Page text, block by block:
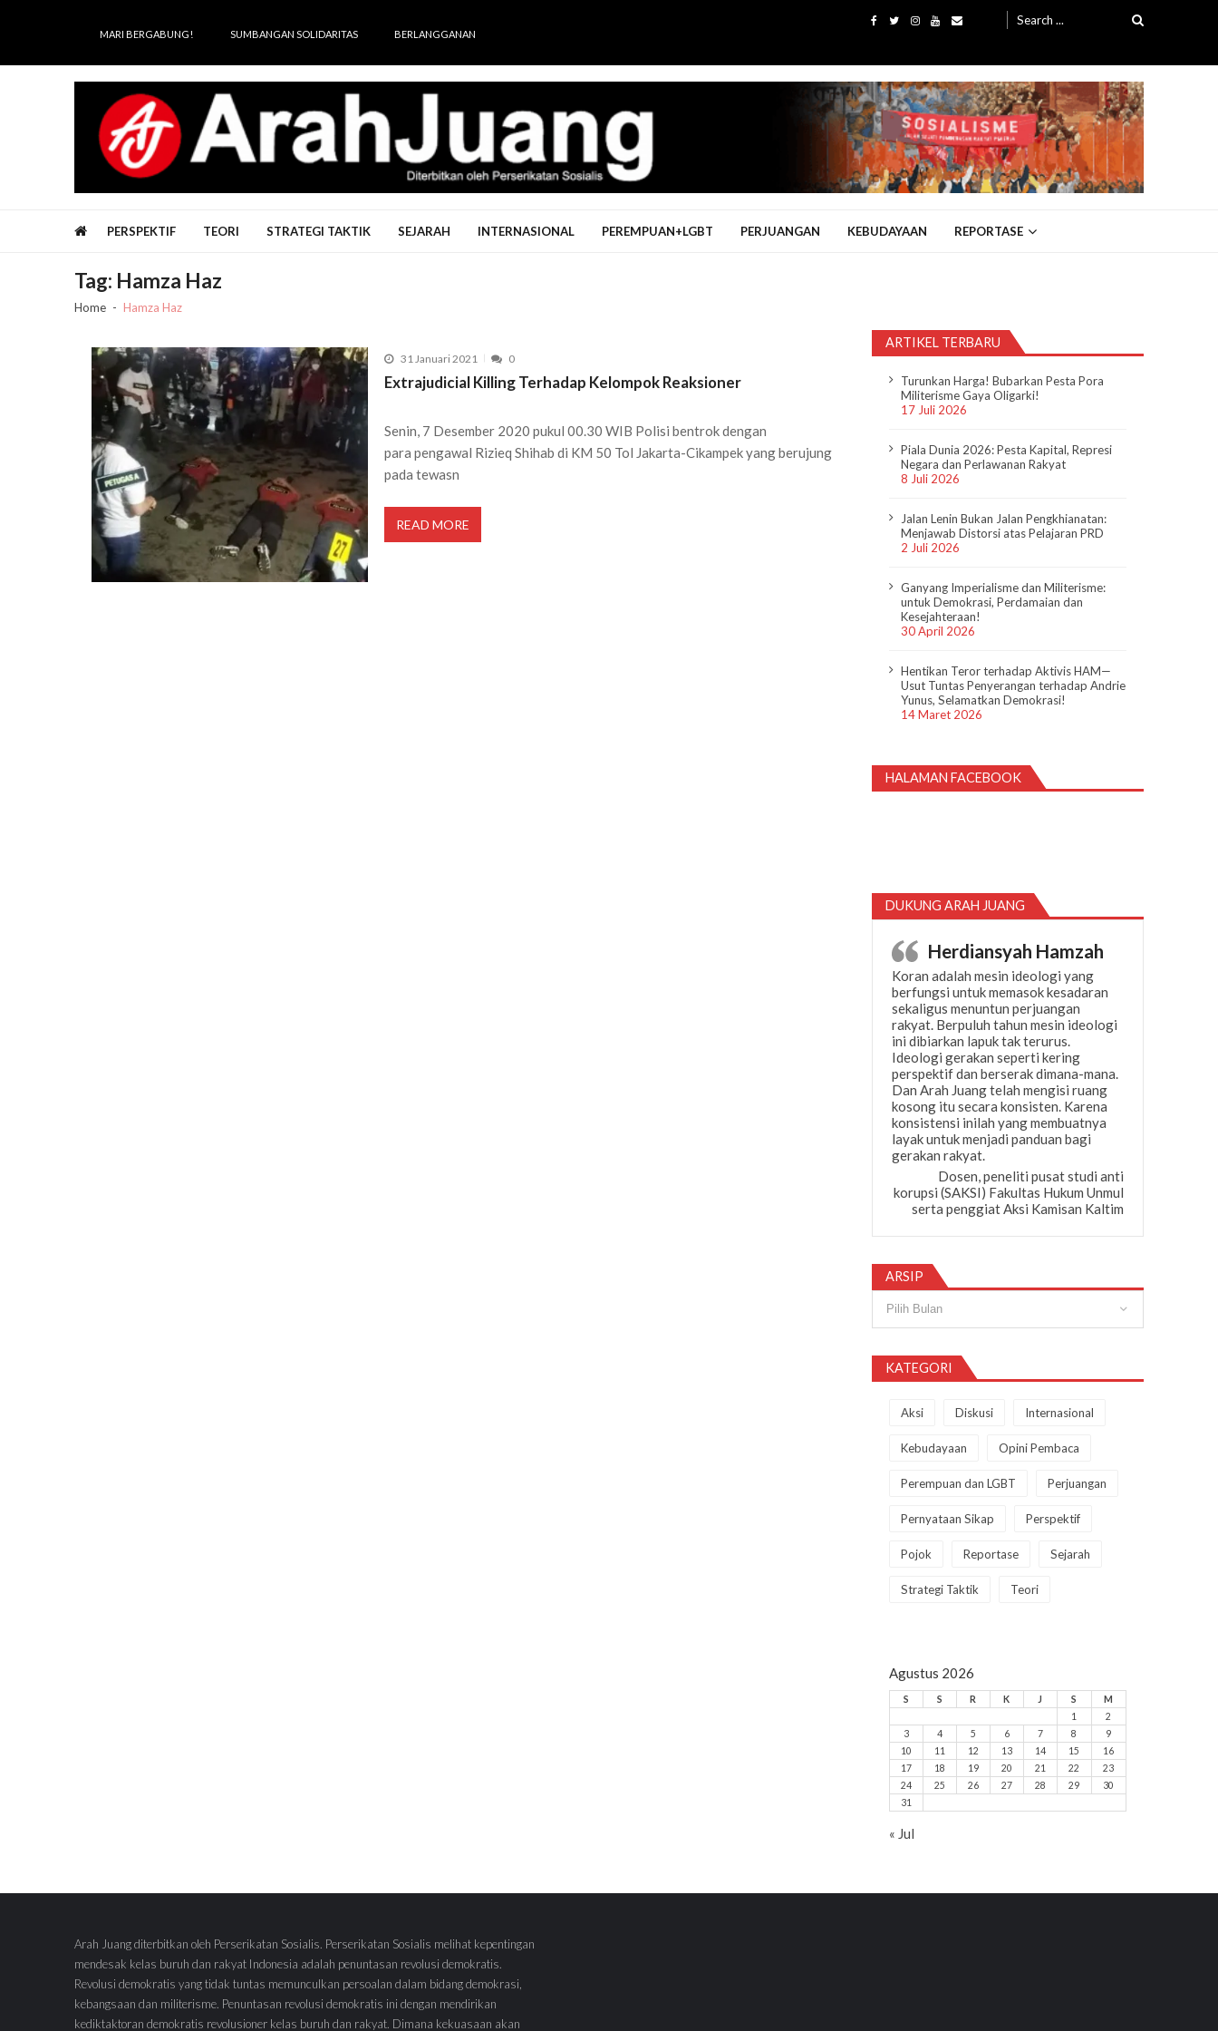
MARI BERGABUNG! SUMBANGAN SOLIDARITAS BERLANGGANAN
for:
PERSPEKTIF TEORI STRATEGI TAKTIK SEJARAH INTERNASIONAL PEREMPUAN+LGBT PERJUANGAN KEBUDAYAAN REPORTASE
Tag: Hamza Haz
Home Hamza Haz
31 Januari 2021 0
Extrajudicial Killing Terhadap Kelompok Reaksioner
Senin, 7 Desember 2020 pukul 00.30 WIB Polisi bentrok dengan
para pengawal Rizieq Shihab di KM 50 Tol Jakarta-Cikampek yang berujung
pada tewasn
READ MORE
ARTIKEL TERBARU
Turunkan Harga! Bubarkan Pesta Pora
Militerisme Gaya Oligarki!
17 Juli 2026
Piala Dunia 2026: Pesta Kapital, Represi
Negara dan Perlawanan Rakyat
8 Juli 2026
Jalan Lenin Bukan Jalan Pengkhianatan:
Menjawab Distorsi atas Pelajaran PRD
2 Juli 2026
Ganyang Imperialisme dan Militerisme:
untuk Demokrasi, Perdamaian dan
Kesejahteraan!
30 April 2026
Hentikan Teror terhadap Aktivis HAM—
Usut Tuntas Penyerangan terhadap Andrie
Yunus, Selamatkan Demokrasi!
14 Maret 2026
HALAMAN FACEBOOK
DUKUNG ARAH JUANG
Herdiansyah Hamzah
Koran adalah mesin ideologi yang
berfungsi untuk memasok kesadaran
sekaligus menuntun perjuangan
rakyat. Berpuluh tahun mesin ideologi
ini dibiarkan lapuk tak terurus.
Ideologi gerakan seperti kering
perspektif dan berserak dimana-mana.
Dan Arah Juang telah mengisi ruang
kosong itu secara konsisten. Karena
konsistensi inilah yang membuatnya
layak untuk menjadi panduan bagi
gerakan rakyat.
Dosen, peneliti pusat studi anti
korupsi (SAKSI) Fakultas Hukum Unmul
serta penggiat Aksi Kamisan Kaltim
ARSIP
KATEGORI
Aksi Diskusi Internasional
Kebudayaan Opini Pembaca
Perempuan dan LGBT Perjuangan
Pernyataan Sikap Perspektif
Pojok Reportase Sejarah
Strategi Taktik Teori
Agustus 2026
S S R K J S
M
1
2
3
4 5 6 7 8
9
10
11 12 13 14 15
16
17
18 19 20 21 22
23
24
25 26 27 28 29
30
31
« Jul
Arah Juang diterbitkan oleh Perserikatan Sosialis. Perserikatan Sosialis melihat kepentingan
mendesak kelas buruh dan rakyat Indonesia adalah penuntasan revolusi demokratis.
Revolusi demokratis yang tidak tuntas memunculkan persoalan dalam bidang demokrasi,
kebangsaan dan militerisme. Penuntasan revolusi demokratis ini dengan mendirikan
kediktaktoran demokratis revolusioner kelas buruh dan rakyat. Dimana kekuasaan akan